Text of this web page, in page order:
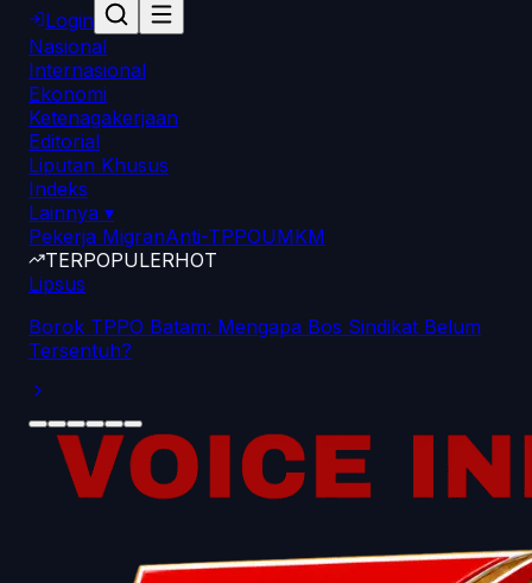
Login
Nasional
Internasional
Ekonomi
Ketenagakerjaan
Editorial
Liputan Khusus
Indeks
Lainnya ▾
Pekerja MigranAnti-TPPOUMKM
TERPOPULERHOT
Lipsus
Borok TPPO Batam: Mengapa Bos Sindikat Belum
Tersentuh?